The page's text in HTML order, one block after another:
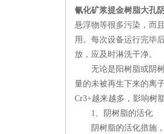
氰化矿浆提金树脂大孔
悬浮物等很多污染，而
用。每次设备运行完毕
放，应及时淋洗干净。
无论是阳树脂或阴树
量的未被再生下来的离
Cr3+越来越多，影响树
1、阴树脂的活化
阴树脂的活化措施，